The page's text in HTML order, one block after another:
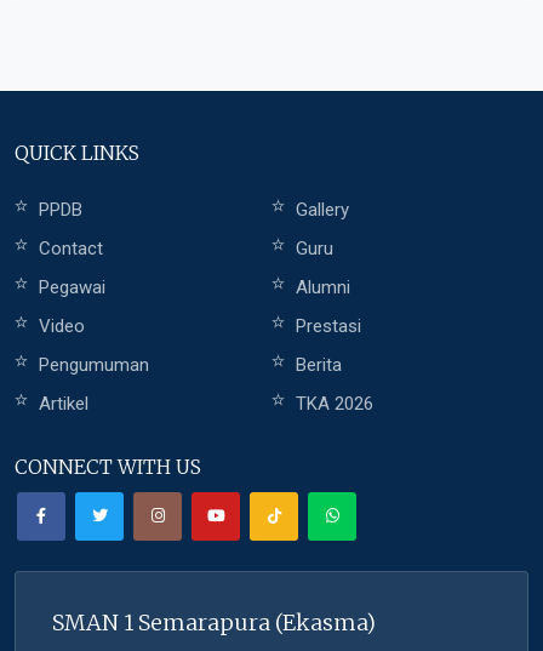
QUICK LINKS
PPDB
Gallery
Contact
Guru
Pegawai
Alumni
Video
Prestasi
Pengumuman
Berita
Artikel
TKA 2026
CONNECT WITH US
SMAN 1 Semarapura (Ekasma)